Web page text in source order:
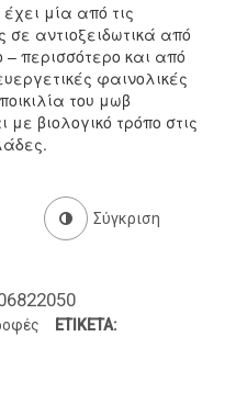
μία από τις
σε αντιοξειδωτικά από
περισσότερο και από
φαινολικές
του μωβ
βιολογικό τρόπο στις
Σύγκριση
ΕΤΙΚΈΤΑ: